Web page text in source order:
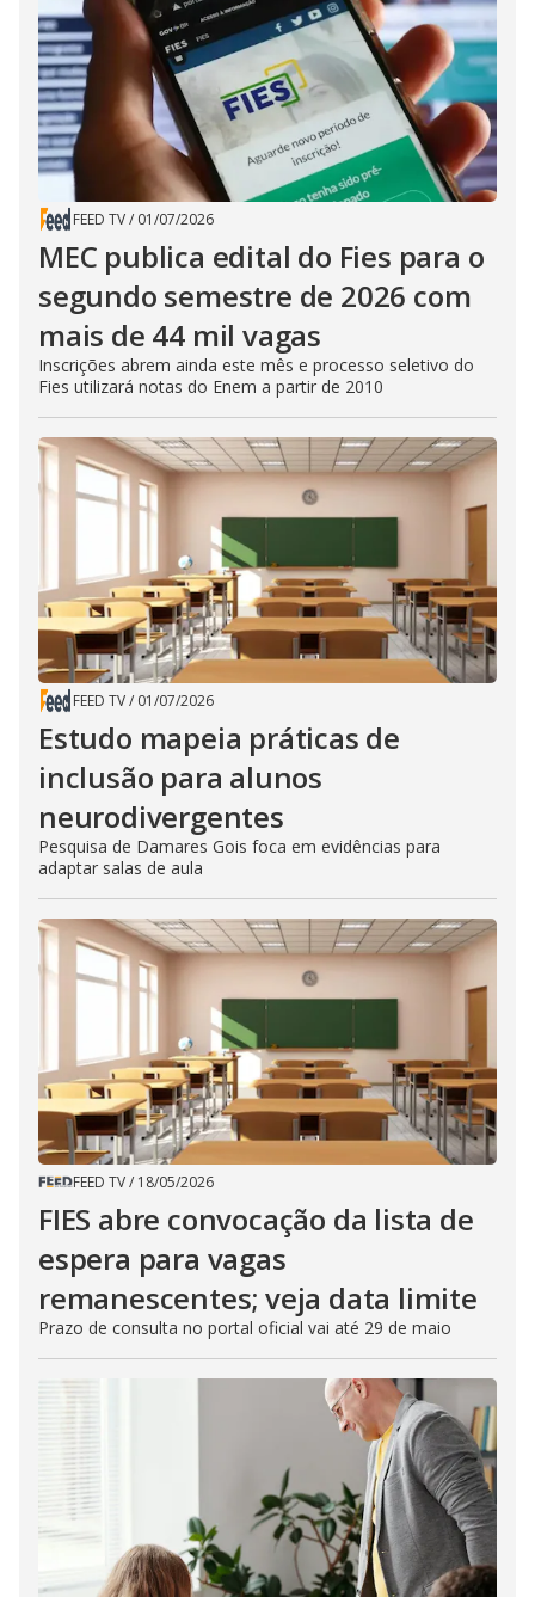
FEED TV/ 01/07/2026
MEC publica edital do Fies para o
segundo semestre de 2026 com
mais de 44 mil vagas
Inscrições abrem ainda este mês e processo seletivo do
Fies utilizará notas do Enem a partir de 2010
FEED TV/ 01/07/2026
Estudo mapeia práticas de
inclusão para alunos
neurodivergentes
Pesquisa de Damares Gois foca em evidências para
adaptar salas de aula
FEED TV/ 18/05/2026
FIES abre convocação da lista de
espera para vagas
remanescentes; veja data limite
Prazo de consulta no portal oficial vai até 29 de maio